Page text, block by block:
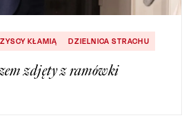
KŁAMIĄ DZIELNICA STRACHU
zdjęty z ramówki